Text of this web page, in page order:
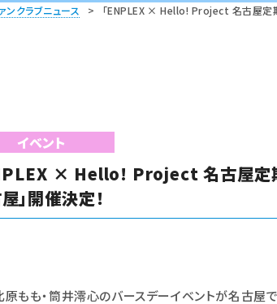
ンクラブニュース > 「ENPLEX × Hello! Project 名古屋定期
イベント
× Hello! Project 名古屋定期
」開催決定！
原もも・筒井澪心のバースデーイベントが名古屋で